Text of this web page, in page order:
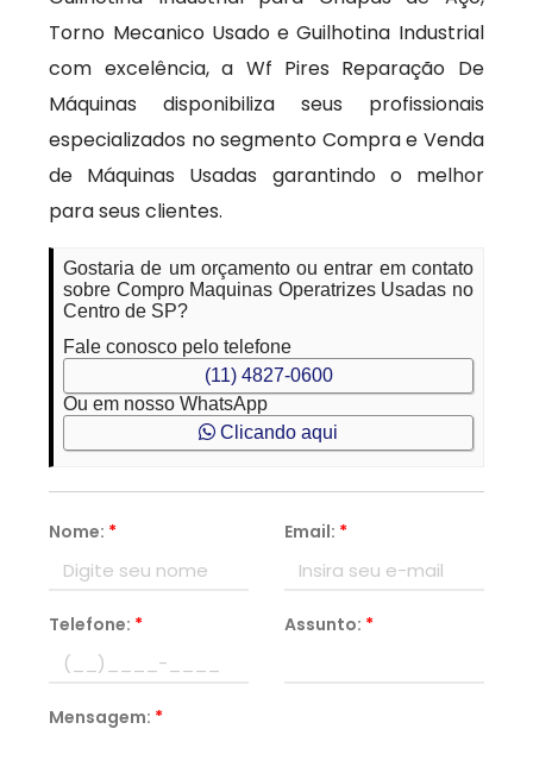
Torno Mecanico Usado e Guilhotina Industrial
com excelência, a Wf Pires Reparação De
Máquinas disponibiliza seus profissionais
especializados no segmento Compra e Venda
de Máquinas Usadas garantindo o melhor
para seus clientes.
Gostaria de um orçamento ou entrar em contato
sobre Compro Maquinas Operatrizes Usadas no
Centro de SP?
Fale conosco pelo telefone
(11) 4827-0600
Ou em nosso WhatsApp
Clicando aqui
Nome: * Email: *
Telefone: * Assunto: *
Mensagem: *